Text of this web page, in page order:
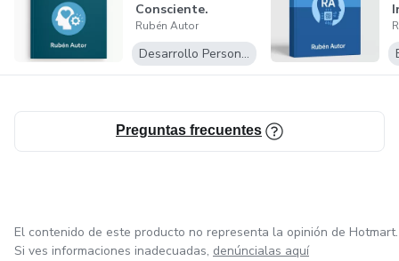
Consciente.
Rubén Autor
Desarrollo Personal
Preguntas frecuentes
El contenido de este producto no representa la opinión de Hotmart.
Si ves informaciones inadecuadas, denúncialas aquí